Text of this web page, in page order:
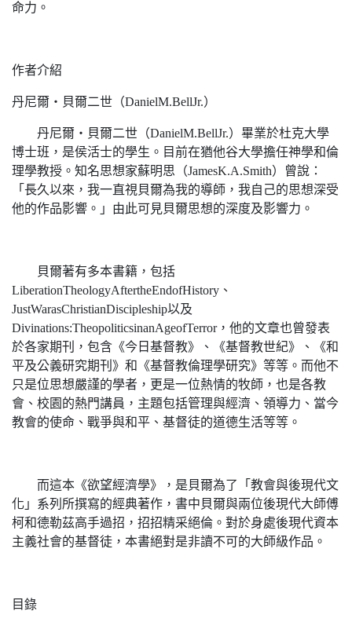
命力。
作者介紹
丹尼爾‧貝爾二世（DanielM.BellJr.）
丹尼爾‧貝爾二世（DanielM.BellJr.）畢業於杜克大學
博士班，是侯活士的學生。目前在猶他谷大學擔任神學和倫
理學教授。知名思想家蘇明思（JamesK.A.Smith）曾說：
「長久以來，我一直視貝爾為我的導師，我自己的思想深受
他的作品影響。」由此可見貝爾思想的深度及影響力。
貝爾著有多本書籍，包括
LiberationTheologyAftertheEndofHistory、
JustWarasChristianDiscipleship以及
Divinations:TheopoliticsinanAgeofTerror，他的文章也曾發表
於各家期刊，包含《今日基督教》、《基督教世紀》、《和
平及公義研究期刊》和《基督教倫理學研究》等等。而他不
只是位思想嚴謹的學者，更是一位熱情的牧師，也是各教
會、校園的熱門講員，主題包括管理與經濟、領導力、當今
教會的使命、戰爭與和平、基督徒的道德生活等等。
而這本《欲望經濟學》，是貝爾為了「教會與後現代文
化」系列所撰寫的經典著作，書中貝爾與兩位後現代大師傅
柯和德勒茲高手過招，招招精采絕倫。對於身處後現代資本
主義社會的基督徒，本書絕對是非讀不可的大師級作品。
目錄